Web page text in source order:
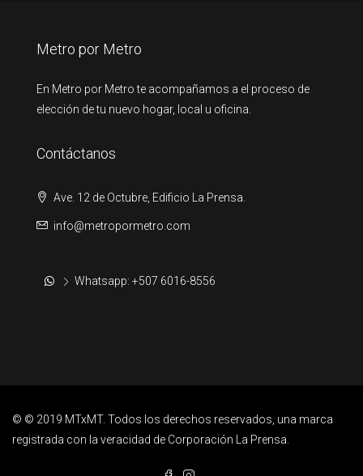
Metro por Metro
En Metro por Metro te acompañamos a el proceso de
elección de tu nuevo hogar, local u oficina.
Contáctanos
Ave. 12 de Octubre, Edificio La Prensa.
info@metropormetro.com
Whatsapp: +507 6016-8556
© © 2019 MTxMT. Todos los derechos reservados, una marca
registrada con la veracidad de Corporación La Prensa.